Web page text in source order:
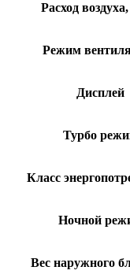
Расход
Режим
Дисплей
Турбо
Класс
Ночной
Вес наружного